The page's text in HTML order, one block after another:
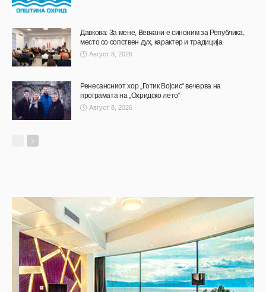
Давкова: За мене, Вевчани е синоним за Република,
место со сопствен дух, карактер и традиција
Август 8, 2026
Ренесансниот хор „Готик Војсис“ вечерва на
програмата на „Охридско лето“
Август 8, 2026